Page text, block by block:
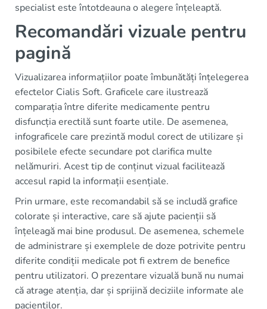
specialist este întotdeauna o alegere înțeleaptă.
Recomandări vizuale pentru
pagină
Vizualizarea informațiilor poate îmbunătăți înțelegerea
efectelor Cialis Soft. Graficele care ilustrează
comparația între diferite medicamente pentru
disfuncția erectilă sunt foarte utile. De asemenea,
infograficele care prezintă modul corect de utilizare și
posibilele efecte secundare pot clarifica multe
nelămuriri. Acest tip de conținut vizual facilitează
accesul rapid la informații esențiale.
Prin urmare, este recomandabil să se includă grafice
colorate și interactive, care să ajute pacienții să
înțeleagă mai bine produsul. De asemenea, schemele
de administrare și exemplele de doze potrivite pentru
diferite condiții medicale pot fi extrem de benefice
pentru utilizatori. O prezentare vizuală bună nu numai
că atrage atenția, dar și sprijină deciziile informate ale
pacienților.